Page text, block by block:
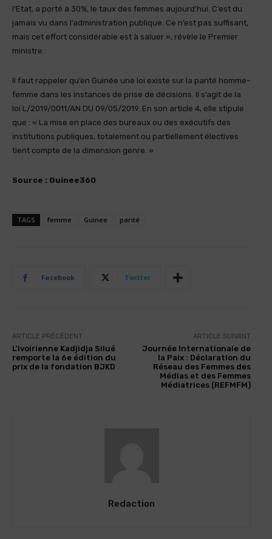
l’Etat, a porté à 30%, le taux des femmes aujourd’hui. C’est du
jamais vu dans l’administration publique. Ce n’est pas suffisant,
mais cet effort considérable est à saluer », révèle le Premier
ministre.
Il faut rappeler qu’en Guinée une loi existe sur la parité homme-
femme dans les instances de prise de décisions. Il s’agit de la
loi L/2019/0011/AN DU 09/05/2019. En son article 4, elle stipule
que : « La mise en place des bureaux ou des exécutifs des
institutions publiques, totalement ou partiellement électives
tient compte de la dimension genre. »
Source : Guinee360
TAGS femme Guinee parité
Facebook Twitter
ARTICLE PRÉCÉDENT
L’ivoirienne Kadjidja Silué
remporte la 6e édition du
prix de la fondation BJKD
ARTICLE SUIVANT
Journée Internationale de
la Paix : Déclaration du
Réseau des Femmes des
Médias et des Femmes
Médiatrices (REFMFM)
Redaction